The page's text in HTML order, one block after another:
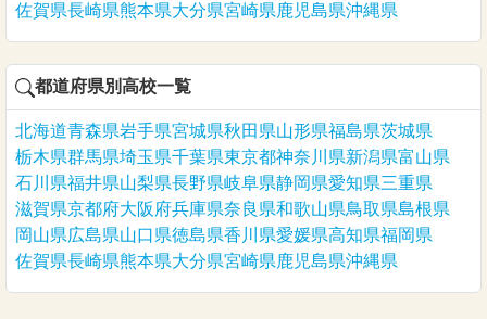
佐賀県長崎県熊本県大分県宮崎県鹿児島県沖縄県
都道府県別高校一覧
北海道青森県岩手県宮城県秋田県山形県福島県茨城県
栃木県群馬県埼玉県千葉県東京都神奈川県新潟県富山県
石川県福井県山梨県長野県岐阜県静岡県愛知県三重県
滋賀県京都府大阪府兵庫県奈良県和歌山県鳥取県島根県
岡山県広島県山口県徳島県香川県愛媛県高知県福岡県
佐賀県長崎県熊本県大分県宮崎県鹿児島県沖縄県